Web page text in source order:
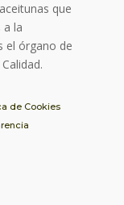
que
a la
el órgano de
de Cookies